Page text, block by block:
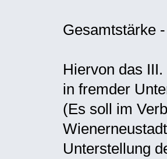
Gesamtstärke
Hiervon das
in fremder
(Es soll im
Unterstellung